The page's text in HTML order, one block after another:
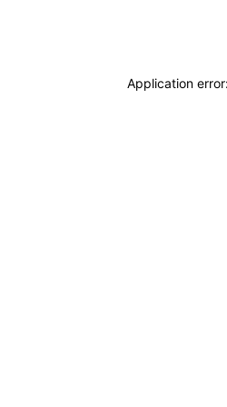
Application